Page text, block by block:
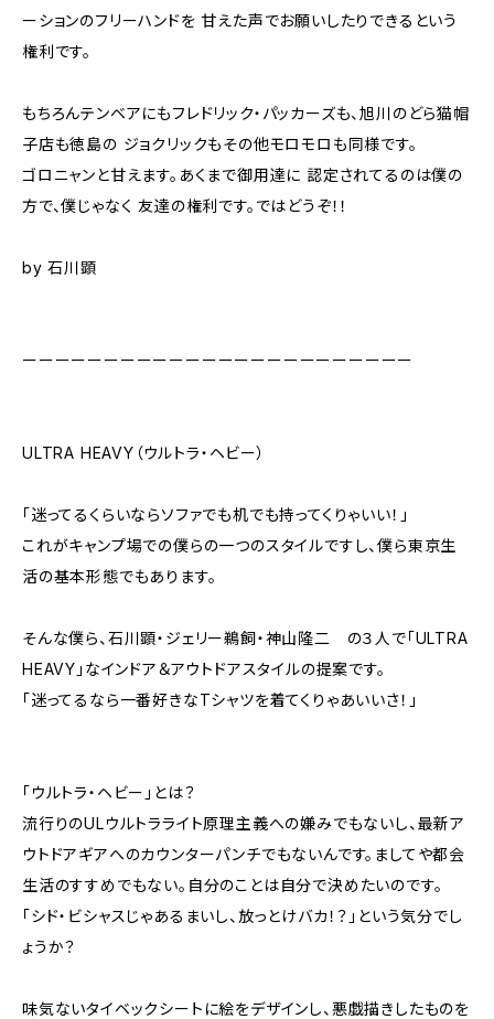
ーションのフリーハンドを 甘えた声でお願いしたりできるという
権利です。
もちろんテンベアにもフレドリック・パッカーズも、旭川のどら猫帽
子店も徳島の ジョクリックもその他モロモロも同様です。
ゴロニャンと甘えます。あくまで御用達に 認定されてるのは僕の
方で、僕じゃなく 友達の権利です。ではどうぞ！！
by 石川顕
ーーーーーーーーーーーーーーーーーーーーーーーー
ULTRA HEAVY（ウルトラ・ヘビー）
「迷ってるくらいならソファでも机でも持ってくりゃいい！」
これがキャンプ場での僕らの一つのスタイルですし、僕ら東京生
活の基本形態でもあります。
そんな僕ら、石川顕・ジェリー鵜飼・神山隆二 の３人で「ULTRA
HEAVY」なインドア＆アウトドアスタイルの提案です。
「迷ってるなら一番好きなTシャツを着てくりゃあいいさ！」
「ウルトラ・ヘビー」とは？
流行りのULウルトラライト原理主義への嫌みでもないし、最新ア
ウトドアギアへのカウンターパンチでもないんです。ましてや都会
生活のすすめでもない。自分のことは自分で決めたいのです。
「シド・ビシャスじゃあるまいし、放っとけバカ！？」という気分でし
ょうか？
味気ないタイベックシートに絵をデザインし、悪戯描きしたものを